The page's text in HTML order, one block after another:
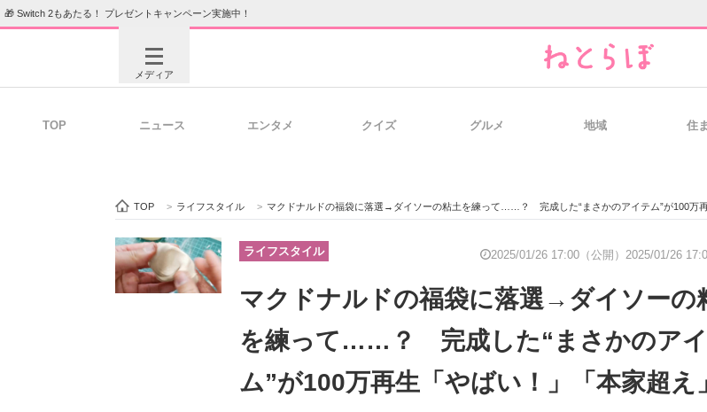
🎁 Switch 2もあたる！ プレゼントキャンペーン実施中！
メディア
ビジネスと働き方のヒント
ITエンジニア向け専門サイト 企業向けIT製品の総合サイト
TOP ニュース エンタメ クイズ グルメ 地域 住
TOP > ライフスタイル > マクドナルドの福袋に落選→ダイソーの粘土を練って……？ 完成した“まさかのアイテム”が100万再生「やばい！」
ライフスタイル 2025/01/26 17:00（公開） 2025/01/26
マクドナルドの福袋に落選→ダイソーの
を練って……？ 完成した“まさかのア
ム”が100万再生「やばい！」「本家超え」